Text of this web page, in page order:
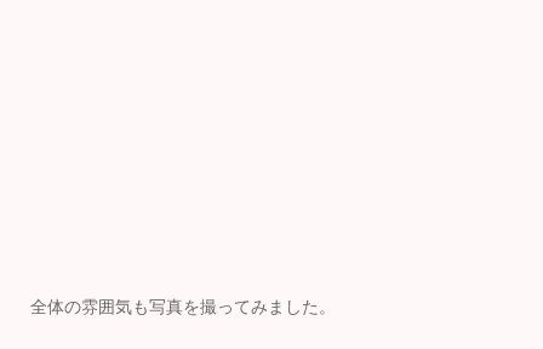
全体の雰囲気も写真を撮ってみました。